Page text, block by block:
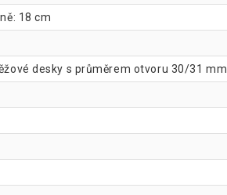
18 cm
desky s průměrem otvoru 30/31 mm